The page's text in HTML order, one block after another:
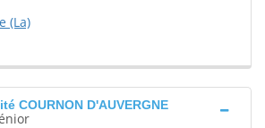
(La)
COURNON D'AUVERGNE